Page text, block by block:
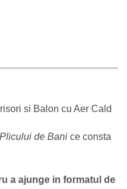
si Balon cu Aer Cald
de Bani ce consta
a ajunge in formatul de